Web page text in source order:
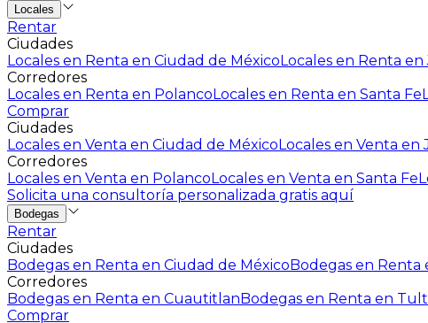
Locales
Rentar
Ciudades
Locales en Renta en Ciudad de MéxicoLocales en Renta en
Corredores
Locales en Renta en PolancoLocales en Renta en Santa Fe
Comprar
Ciudades
Locales en Venta en Ciudad de MéxicoLocales en Venta en
Corredores
Locales en Venta en PolancoLocales en Venta en Santa Fe
Solicita una consultoría personalizada gratis aquí
Bodegas
Rentar
Ciudades
Bodegas en Renta en Ciudad de MéxicoBodegas en Renta
Corredores
Bodegas en Renta en CuautitlanBodegas en Renta en
Comprar